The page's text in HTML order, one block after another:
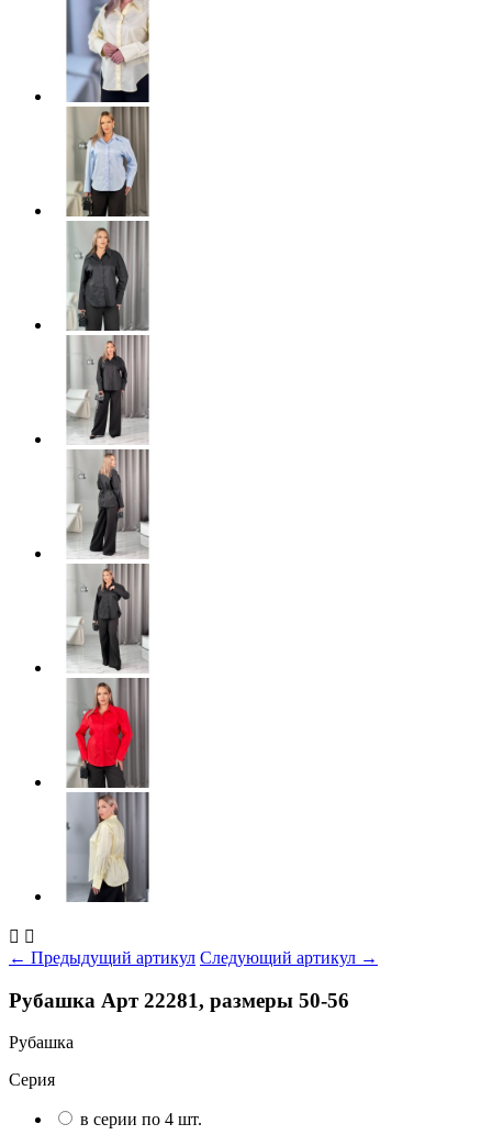
 
← Предыдущий артикул Следующий артикул →
Рубашка Арт 22281, размеры 50-56
Рубашка
Серия
в серии по 4 шт.